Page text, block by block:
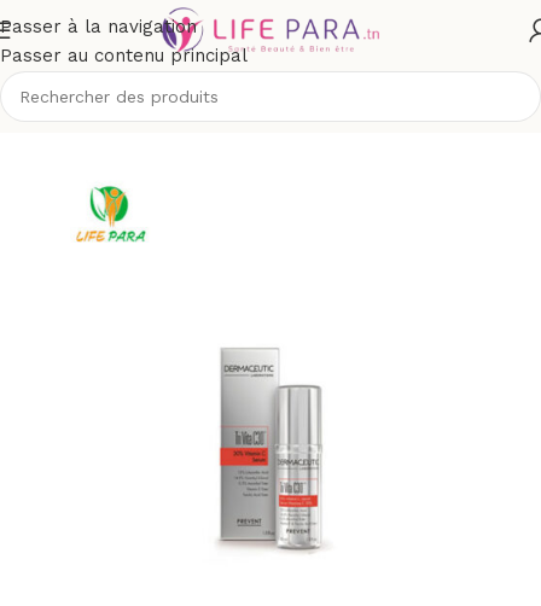
Passer à la navigation
Passer au contenu principal
/Visage/Soins anti-âge et anti-rides/Sérum Anti-âge